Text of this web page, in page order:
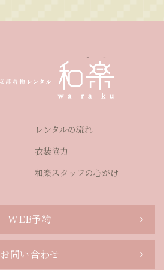
レンタルの流れ
衣装協力
和楽スタッフの心がけ
WEB予約
お問い合わせ